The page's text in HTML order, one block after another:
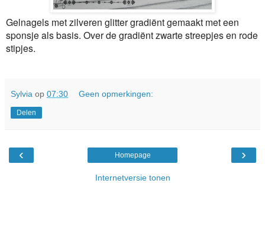
Gelnagels met zilveren glitter gradiënt gemaakt met een
sponsje als basis. Over de gradiënt zwarte streepjes en rode
stipjes.
Sylvia op 07:30 Geen opmerkingen:
Delen
‹ ›
Homepage
Internetversie tonen